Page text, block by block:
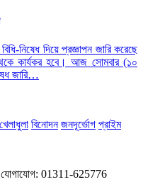
নিষেধ দিয়ে প্রজ্ঞাপন জারি করেছে
কার্যকর হবে। আজ সোমবার (১০
জারি…
খেলাধুলা বিনোদন জনদূর্ভোগ প্রাইম
যোগাযোগ: 01311-625776